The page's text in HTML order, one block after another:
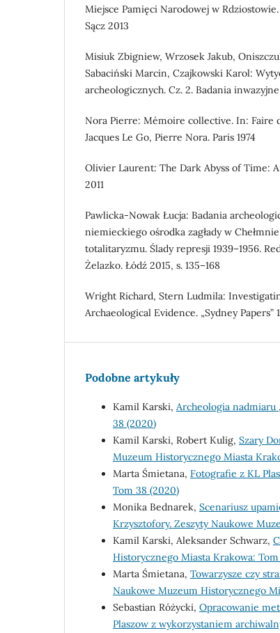
Miejsce Pamięci Narodowej w
Sącz 2013
Misiuk Zbigniew, Wrzosek Jakub,
Sabaciński Marcin, Czajkowski Karol:
archeologicznych. Cz. 2. Badania
Nora Pierre: Mémoire collective. In: Faire
Jacques Le Go, Pierre Nora. Paris 1974
Olivier Laurent: The Dark Abyss of Time:
2011
Pawlicka-Nowak Łucja: Badania
niemieckiego ośrodka zagłady w
totalitaryzmu. Ślady represji 1939–1956.
Żelazko. Łódź 2015, s. 135–168
Wright Richard, Stern Ludmila:
Archaeological Evidence. „Sydney Papers”
Podobne artykuły
Kamil Karski, Archeologia nadmiaru ,
38 (2020)
Kamil Karski, Robert Kulig, Szary
Muzeum Historycznego Miasta
Marta Śmietana, Fotografie z KL
Tom 38 (2020)
Monika Bednarek, Scenariusz
Krzysztofory. Zeszyty Naukowe
Kamil Karski, Aleksander Schwarz,
Historycznego Miasta Krakowa:
Marta Śmietana, Towarzysze czy
Naukowe Muzeum Historycznego
Sebastian Różycki, Opracowanie
Plaszow z wykorzystaniem